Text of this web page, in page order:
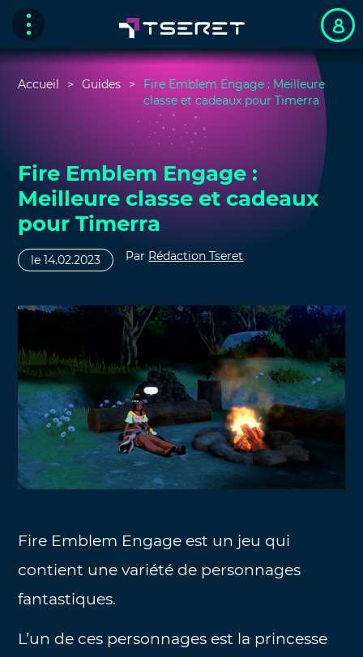
Accueil Guides
Fire Emblem Engage : Meilleure
classe et cadeaux pour Timerra
Fire Emblem Engage :
Meilleure classe et cadeaux
pour Timerra
le 14.02.2023 Par Rédaction Tseret
Fire Emblem Engage est un jeu qui
contient une variété de personnages
fantastiques.
L’un de ces personnages est la princesse